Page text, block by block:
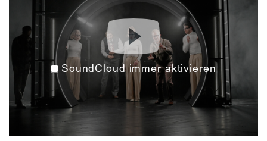
SoundCloud immer aktivieren